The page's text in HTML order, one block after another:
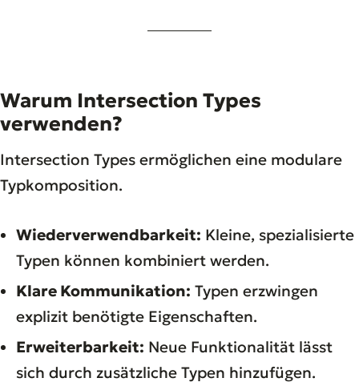
Warum Intersection Types
verwenden?
Intersection Types ermöglichen eine modulare
Typkomposition.
Wiederverwendbarkeit: Kleine, spezialisierte
Typen können kombiniert werden.
Klare Kommunikation: Typen erzwingen
explizit benötigte Eigenschaften.
Erweiterbarkeit: Neue Funktionalität lässt
sich durch zusätzliche Typen hinzufügen.